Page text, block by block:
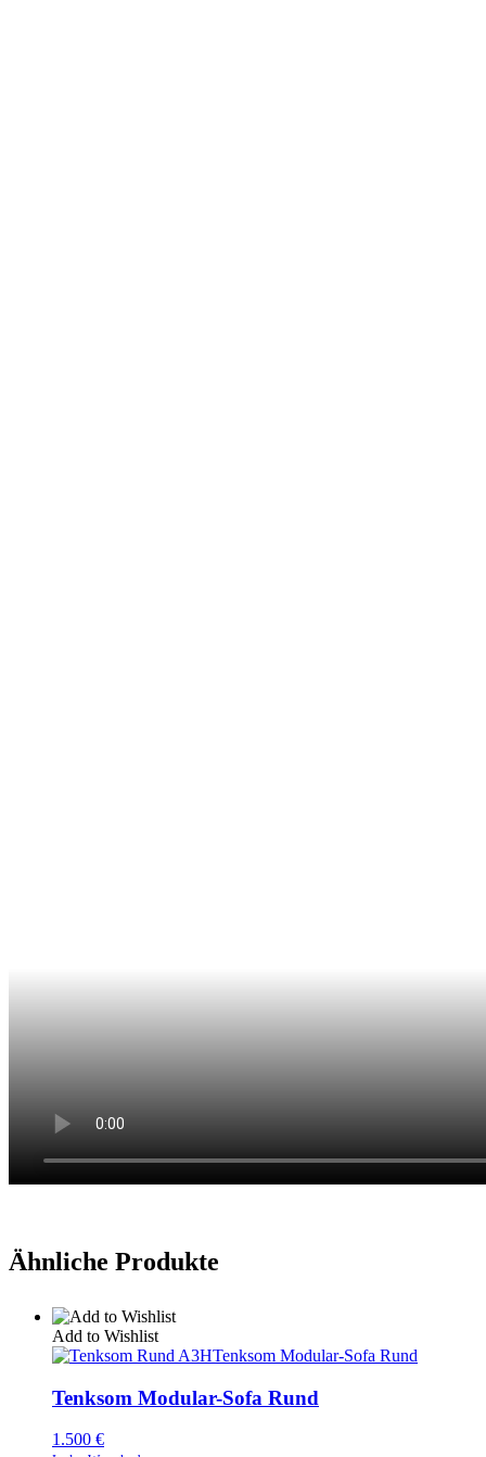
Ähnliche Produkte
Add to Wishlist
Tenksom Modular-Sofa Rund
Tenksom Modular-Sofa Rund
1.500 €